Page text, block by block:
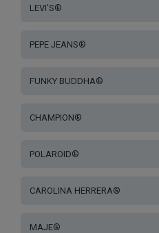
LEVI’S®
PEPE JEANS®
FUNKY BUDDHA®
CHAMPION®
POLAROID®
CAROLINA HERRERA®
MAJE®